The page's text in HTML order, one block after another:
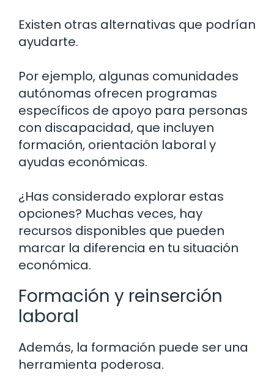
Existen otras alternativas que podrían
ayudarte.
Por ejemplo, algunas comunidades
autónomas ofrecen programas
específicos de apoyo para personas
con discapacidad, que incluyen
formación, orientación laboral y
ayudas económicas.
¿Has considerado explorar estas
opciones? Muchas veces, hay
recursos disponibles que pueden
marcar la diferencia en tu situación
económica.
Formación y reinserción
laboral
Además, la formación puede ser una
herramienta poderosa.